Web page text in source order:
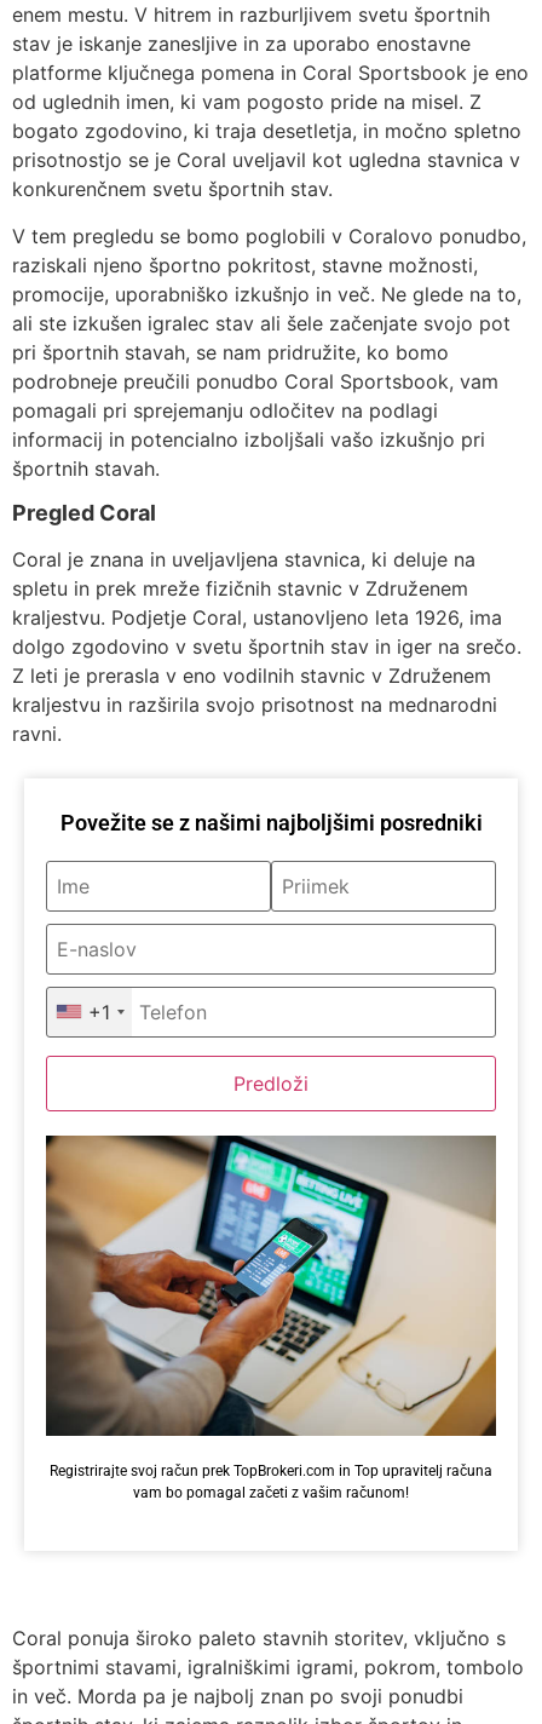
enem mestu. V hitrem in razburljivem svetu športnih
stav je iskanje zanesljive in za uporabo enostavne
platforme ključnega pomena in Coral Sportsbook je eno
od uglednih imen, ki vam pogosto pride na misel. Z
bogato zgodovino, ki traja desetletja, in močno spletno
prisotnostjo se je Coral uveljavil kot ugledna stavnica v
konkurenčnem svetu športnih stav.
V tem pregledu se bomo poglobili v Coralovo ponudbo,
raziskali njeno športno pokritost, stavne možnosti,
promocije, uporabniško izkušnjo in več. Ne glede na to,
ali ste izkušen igralec stav ali šele začenjate svojo pot
pri športnih stavah, se nam pridružite, ko bomo
podrobneje preučili ponudbo Coral Sportsbook, vam
pomagali pri sprejemanju odločitev na podlagi
informacij in potencialno izboljšali vašo izkušnjo pri
športnih stavah.
Pregled Coral
Coral je znana in uveljavljena stavnica, ki deluje na
spletu in prek mreže fizičnih stavnic v Združenem
kraljestvu. Podjetje Coral, ustanovljeno leta 1926, ima
dolgo zgodovino v svetu športnih stav in iger na srečo.
Z leti je prerasla v eno vodilnih stavnic v Združenem
kraljestvu in razširila svojo prisotnost na mednarodni
ravni.
Povežite se z našimi najboljšimi posredniki
+1
Predloži
Registrirajte svoj račun prek TopBrokeri.com in Top upravitelj računa
vam bo pomagal začeti z vašim računom!
Coral ponuja široko paleto stavnih storitev, vključno s
športnimi stavami, igralniškimi igrami, pokrom, tombolo
in več. Morda pa je najbolj znan po svoji ponudbi